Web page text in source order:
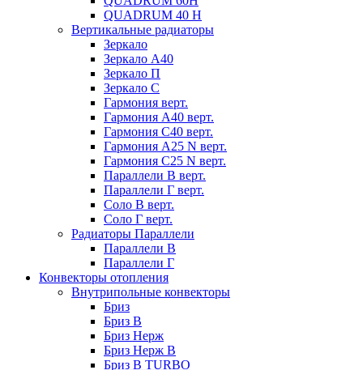
QUADRUM 40 H
Вертикальные радиаторы
Зеркало
Зеркало А40
Зеркало П
Зеркало С
Гармония верт.
Гармония А40 верт.
Гармония С40 верт.
Гармония А25 N верт.
Гармония С25 N верт.
Параллели В верт.
Параллели Г верт.
Соло В верт.
Соло Г верт.
Радиаторы Параллели
Параллели В
Параллели Г
Конвекторы отопления
Внутрипольные конвекторы
Бриз
Бриз В
Бриз Нерж
Бриз Нерж В
Бриз В TURBO